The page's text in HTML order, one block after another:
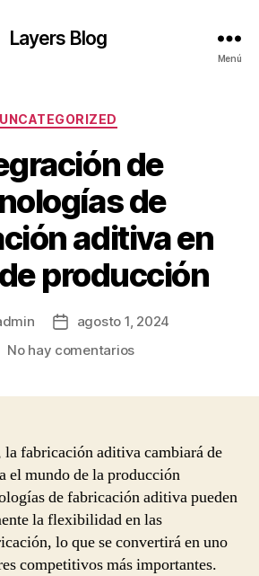
Layers Blog
Menú
Categorías
UNCATEGORIZED
de
de
aditiva en
producción
Fechaagosto 1, 2024
No hay comentariosen
fabricación
aditiva
redes
de
producción
la fabricación aditiva cambiará de
el mundo de la producción
de fabricación aditiva pueden
la flexibilidad en las
lo que se convertirá en uno
competitivos más importantes.